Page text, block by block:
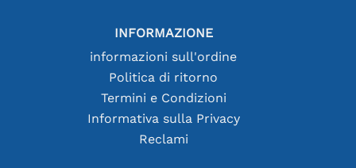
INFORMAZIONE
informazioni sull'ordine
Politica di ritorno
Termini e Condizioni
Informativa sulla Privacy
Reclami